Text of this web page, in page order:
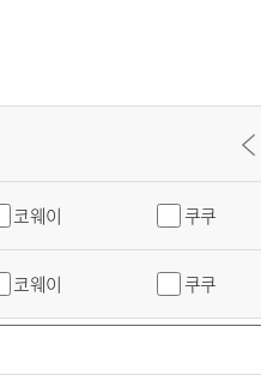
코웨이 쿠쿠
코웨이 쿠쿠